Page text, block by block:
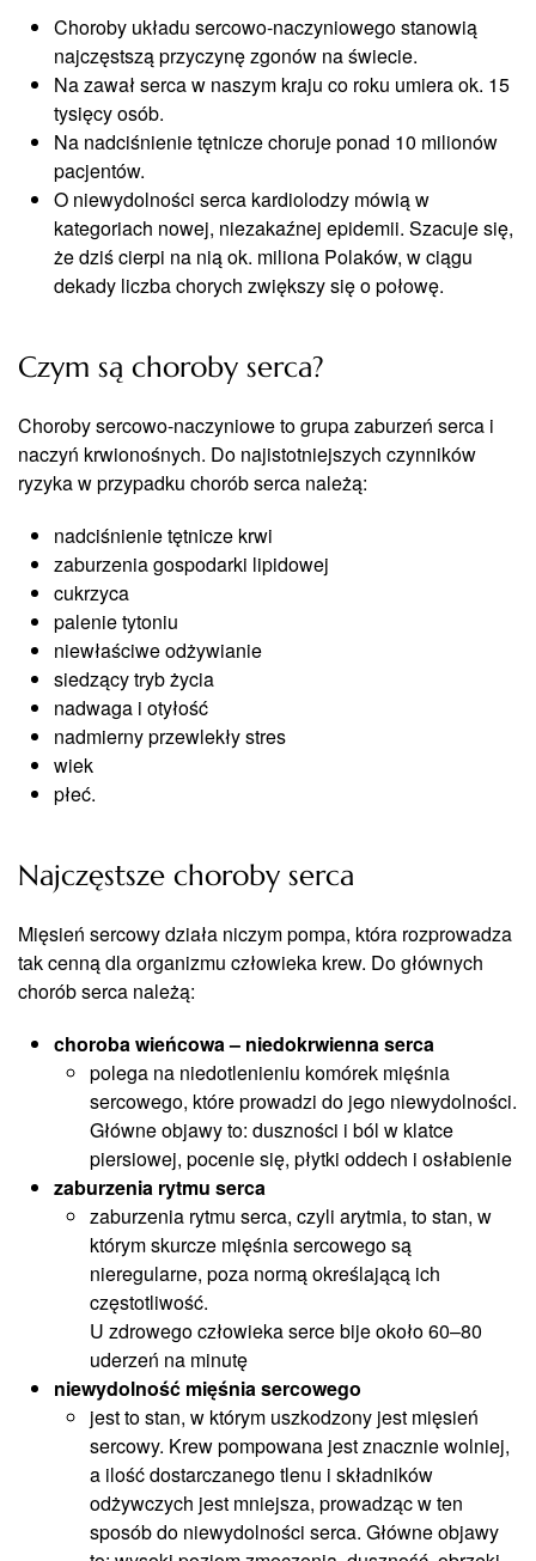
Choroby układu sercowo-naczyniowego stanowią
najczęstszą przyczynę zgonów na świecie.
Na zawał serca w naszym kraju co roku umiera ok. 15
tysięcy osób.
Na nadciśnienie tętnicze choruje ponad 10 milionów
pacjentów.
O niewydolności serca kardiolodzy mówią w
kategoriach nowej, niezakaźnej epidemii. Szacuje się,
że dziś cierpi na nią ok. miliona Polaków, w ciągu
dekady liczba chorych zwiększy się o połowę.
Czym są choroby serca?
Choroby sercowo-naczyniowe to grupa zaburzeń serca i
naczyń krwionośnych. Do najistotniejszych czynników
ryzyka w przypadku chorób serca należą:
nadciśnienie tętnicze krwi
zaburzenia gospodarki lipidowej
cukrzyca
palenie tytoniu
niewłaściwe odżywianie
siedzący tryb życia
nadwaga i otyłość
nadmierny przewlekły stres
wiek
płeć.
Najczęstsze choroby serca
Mięsień sercowy działa niczym pompa, która rozprowadza
tak cenną dla organizmu człowieka krew. Do głównych
chorób serca należą:
choroba wieńcowa – niedokrwienna serca
polega na niedotlenieniu komórek mięśnia
sercowego, które prowadzi do jego niewydolności.
Główne objawy to: duszności i ból w klatce
piersiowej, pocenie się, płytki oddech i osłabienie
zaburzenia rytmu serca
zaburzenia rytmu serca, czyli arytmia, to stan, w
którym skurcze mięśnia sercowego są
nieregularne, poza normą określającą ich
częstotliwość.
U zdrowego człowieka serce bije około 60–80
uderzeń na minutę
niewydolność mięśnia sercowego
jest to stan, w którym uszkodzony jest mięsień
sercowy. Krew pompowana jest znacznie wolniej,
a ilość dostarczanego tlenu i składników
odżywczych jest mniejsza, prowadząc w ten
sposób do niewydolności serca. Główne objawy